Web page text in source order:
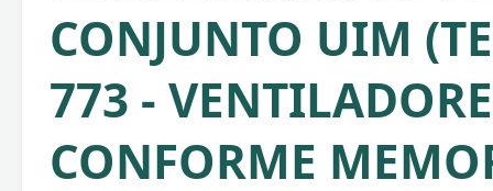
CONJUNTO UIM
773 -
CONFORME